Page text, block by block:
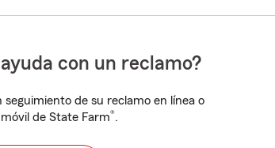
con un reclamo?
seguimiento de su reclamo en línea o
de State Farm®.